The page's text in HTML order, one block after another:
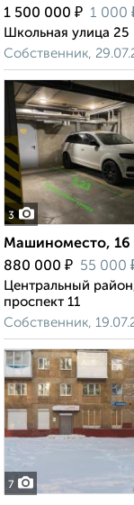
1 500 000 ₽ 1 000
Школьная улица 25
Собственник,
3
Машиноместо, 16
880 000 ₽ 55 000
Центральный
проспект 11
Собственник,
7